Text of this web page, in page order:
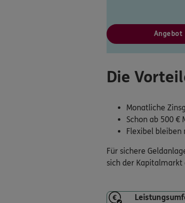
Die
Monatliche
Schon ab 500 €
Flexibel
Für sichere
sich der Kapitalmarkt